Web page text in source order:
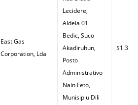
East Gas
Corporation, Lda
Lecidere,
Aldeia 01
Bedic, Suco
Akadiruhun,
Posto
Administrativo
Nain Feto,
Munisipiu Dili
$1.32